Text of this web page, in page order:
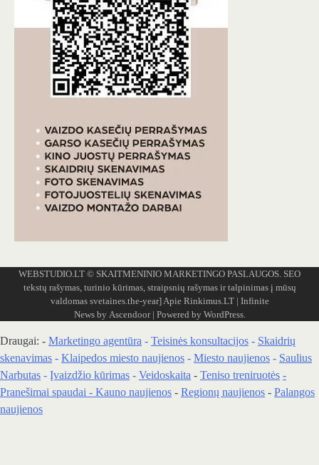
WEBSTUDIO.LT © SKAITMENINIO MARKETINGO PASLAUGOS. SEO
tekstų rašymas, turinio kūrimas, straipsnių rašymas ir talpinimas į mūsų
valdomas svetaines.the-year] Apie Rinkimus.LT| Infinite
News by Ascendoor| Powered by WordPress.
Draugai: - Marketingo agentūra - Teisinės konsultacijos - Skaidrių
skenavimas - Klaipedos miesto naujienos - Miesto naujienos - Saulius
Narbutas - Įvaizdžio kūrimas - Veidoskaita - Teniso treniruotės -
Pranešimai spaudai - Kauno naujienos - Regionų naujienos - Palangos
naujienos